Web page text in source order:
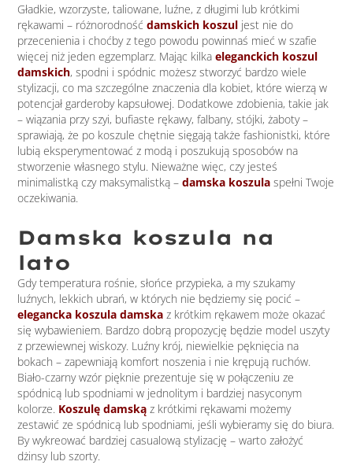
Gładkie, wzorzyste, taliowane, luźne, z długimi lub krótkimi
rękawami – różnorodnośćdamskich koszul jest nie do
przecenienia i choćby z tego powodu powinnaś mieć w szafie
więcej niż jeden egzemplarz. Mając kilkaeleganckich koszul
damskich, spodni i spódnic możesz stworzyć bardzo wiele
stylizacji, co ma szczególne znaczenia dla kobiet, które wierzą w
potencjał garderoby kapsułowej. Dodatkowe zdobienia, takie jak
– wiązania przy szyi, bufiaste rękawy, falbany, stójki, żaboty –
sprawiają, że po koszule chętnie sięgają także fashionistki, które
lubią eksperymentować z modą i poszukują sposobów na
stworzenie własnego stylu. Nieważne więc, czy jesteś
minimalistką czy maksymalistką –damska koszula spełni Twoje
oczekiwania.
Damska koszula na
lato
Gdy temperatura rośnie, słońce przypieka, a my szukamy
luźnych, lekkich ubrań, w których nie będziemy się pocić –
elegancka koszula damska z krótkim rękawem może okazać
się wybawieniem. Bardzo dobrą propozycję będzie model uszyty
z przewiewnej wiskozy. Luźny krój, niewielkie pęknięcia na
bokach – zapewniają komfort noszenia i nie krępują ruchów.
Biało-czarny wzór pięknie prezentuje się w połączeniu ze
spódnicą lub spodniami w jednolitym i bardziej nasyconym
kolorze. Koszulę damską z krótkimi rękawami możemy
zestawić ze spódnicą lub spodniami, jeśli wybieramy się do biura.
By wykreować bardziej casualową stylizację – warto założyć
dżinsy lub szorty.